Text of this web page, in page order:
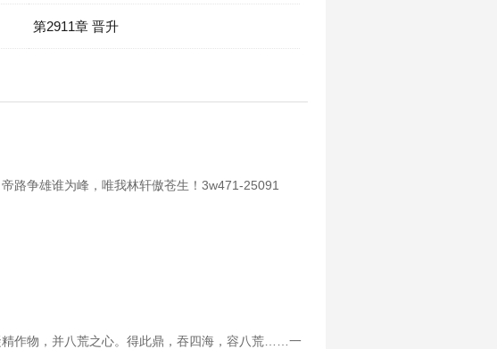
第2911章 晋升
路争雄谁为峰，唯我林轩傲苍生！3w471-25091
作物，并八荒之心。得此鼎，吞四海，容八荒……一